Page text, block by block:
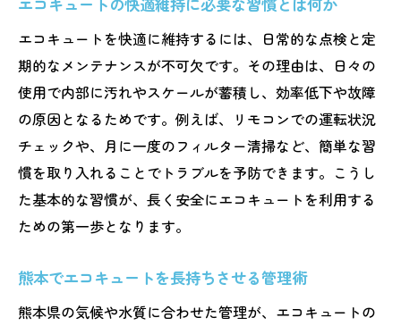
エコキュートのメンテナンス時期を見極めるコ
ツ
失敗しないエコキュート点検時期の判断基
準
エコキュート維持に最適なメンテナンス周
期とは
熊本の気候に合うエコキュートの管理タイ
プロが解説するエコキュート点検のポイン
ト
エコキュートを快適に維持するには、日常的な点検と定
期的なメンテナンスが不可欠です。その理由は、日々の
使用で内部に汚れやスケールが蓄積し、効率低下や故障
の原因となるためです。例えば、リモコンでの運転状況
チェックや、月に一度のフィルター清掃など、簡単な習
慣を取り入れることでトラブルを予防できます。こうし
た基本的な習慣が、長く安全にエコキュートを利用する
ための第一歩となります。
熊本でエコキュートを長持ちさせる管理術
熊本県の気候や水質に合わせた管理が、エコキュートの